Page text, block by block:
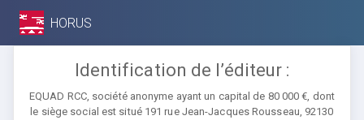
HORUS
Identification de l’éditeur :
EQUAD RCC, société anonyme ayant un capital de 80 000 €, dont
le siège social est situé 191 rue Jean-Jacques Rousseau, 92130